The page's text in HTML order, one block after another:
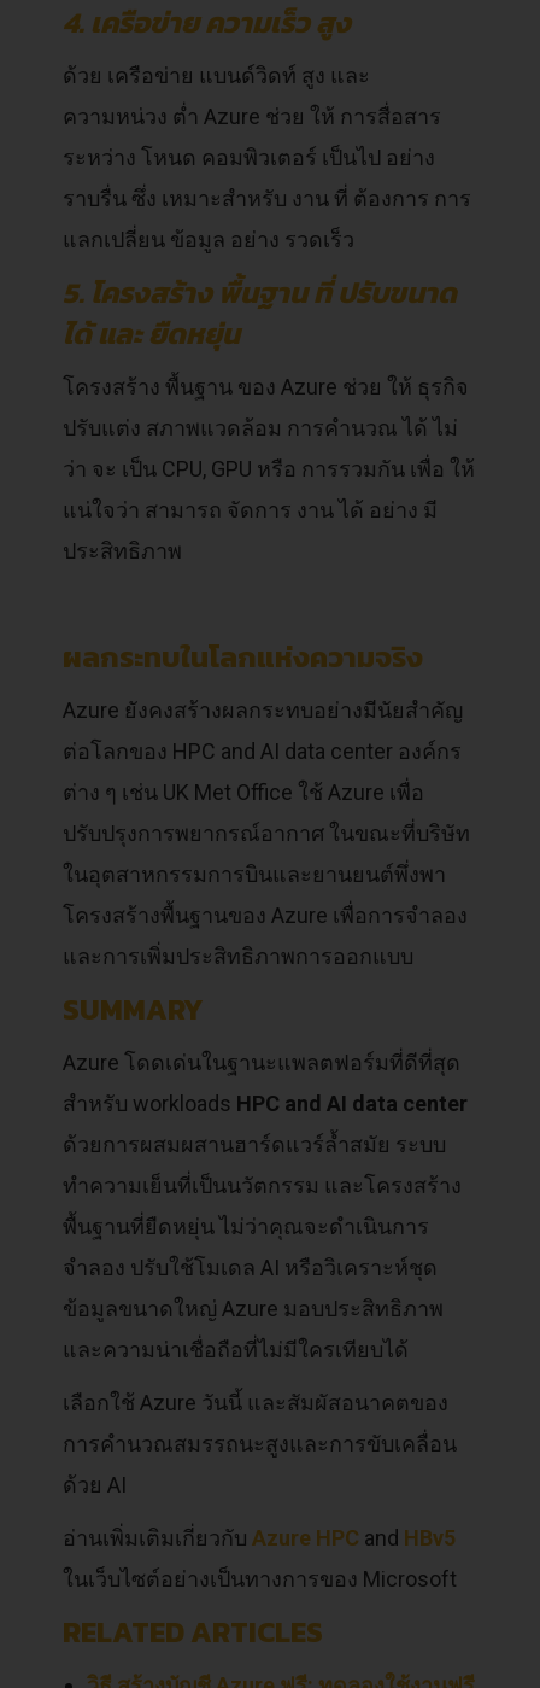
4. เครือข่าย ความเร็ว สูง
ด้วย เครือข่าย แบนด์วิดท์ สูง และ
ความหน่วง ต่ำ Azure ช่วย ให้ การสื่อสาร
ระหว่าง โหนด คอมพิวเตอร์ เป็นไป อย่าง
ราบรื่น ซึ่ง เหมาะสำหรับ งาน ที่ ต้องการ การ
แลกเปลี่ยน ข้อมูล อย่าง รวดเร็ว
5. โครงสร้าง พื้นฐาน ที่ ปรับขนาด
ได้ และ ยืดหยุ่น
โครงสร้าง พื้นฐาน ของ Azure ช่วย ให้ ธุรกิจ
ปรับแต่ง สภาพแวดล้อม การคำนวณ ได้ ไม่
ว่า จะ เป็น CPU, GPU หรือ การรวมกัน เพื่อ ให้
แน่ใจว่า สามารถ จัดการ งาน ได้ อย่าง มี
ประสิทธิภาพ
ผลกระทบในโลกแห่งความจริง
Azure ยังคงสร้างผลกระทบอย่างมีนัยสำคัญ
ต่อโลกของ HPC and AI data center องค์กร
ต่าง ๆ เช่น UK Met Office ใช้ Azure เพื่อ
ปรับปรุงการพยากรณ์อากาศ ในขณะที่บริษัท
ในอุตสาหกรรมการบินและยานยนต์พึ่งพา
โครงสร้างพื้นฐานของ Azure เพื่อการจำลอง
และการเพิ่มประสิทธิภาพการออกแบบ
SUMMARY
Azure โดดเด่นในฐานะแพลตฟอร์มที่ดีที่สุด
สำหรับ workloads HPC and AI data center
ด้วยการผสมผสานฮาร์ดแวร์ล้ำสมัย ระบบ
ทำความเย็นที่เป็นนวัตกรรม และโครงสร้าง
พื้นฐานที่ยืดหยุ่น ไม่ว่าคุณจะดำเนินการ
จำลอง ปรับใช้โมเดล AI หรือวิเคราะห์ชุด
ข้อมูลขนาดใหญ่ Azure มอบประสิทธิภาพ
และความน่าเชื่อถือที่ไม่มีใครเทียบได้
เลือกใช้ Azure วันนี้ และสัมผัสอนาคตของ
การคำนวณสมรรถนะสูงและการขับเคลื่อน
ด้วย AI
อ่านเพิ่มเติมเกี่ยวกับ Azure HPC and HBv5
ในเว็บไซต์อย่างเป็นทางการของ Microsoft
RELATED ARTICLES